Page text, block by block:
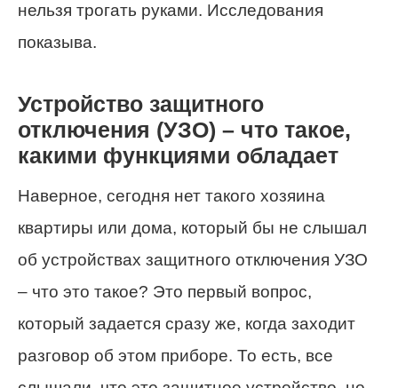
нельзя трогать руками. Исследования
показыва.
Устройство защитного
отключения (УЗО) – что такое,
какими функциями обладает
Наверное, сегодня нет такого хозяина
квартиры или дома, который бы не слышал
об устройствах защитного отключения УЗО
– что это такое? Это первый вопрос,
который задается сразу же, когда заходит
разговор об этом приборе. То есть, все